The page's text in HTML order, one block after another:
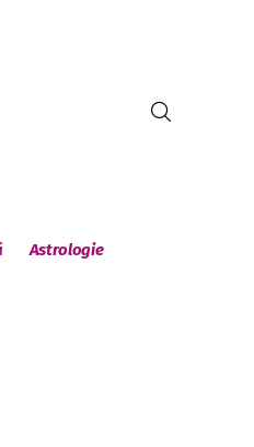
Astrologie